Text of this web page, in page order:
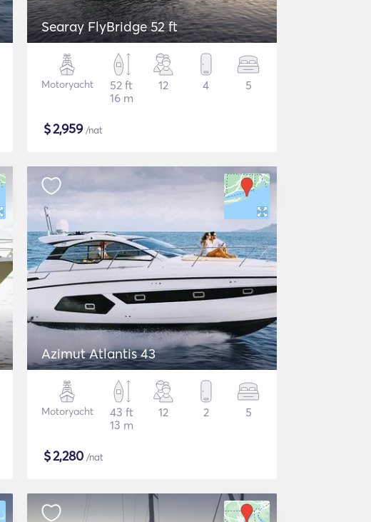
Searay FlyBridge 52 ft
Motoryacht
52 ft
16 m
12 4 5
$2,959/nat
Azimut Atlantis 43
Motoryacht
43 ft
13 m
12 2 5
$2,280 /nat